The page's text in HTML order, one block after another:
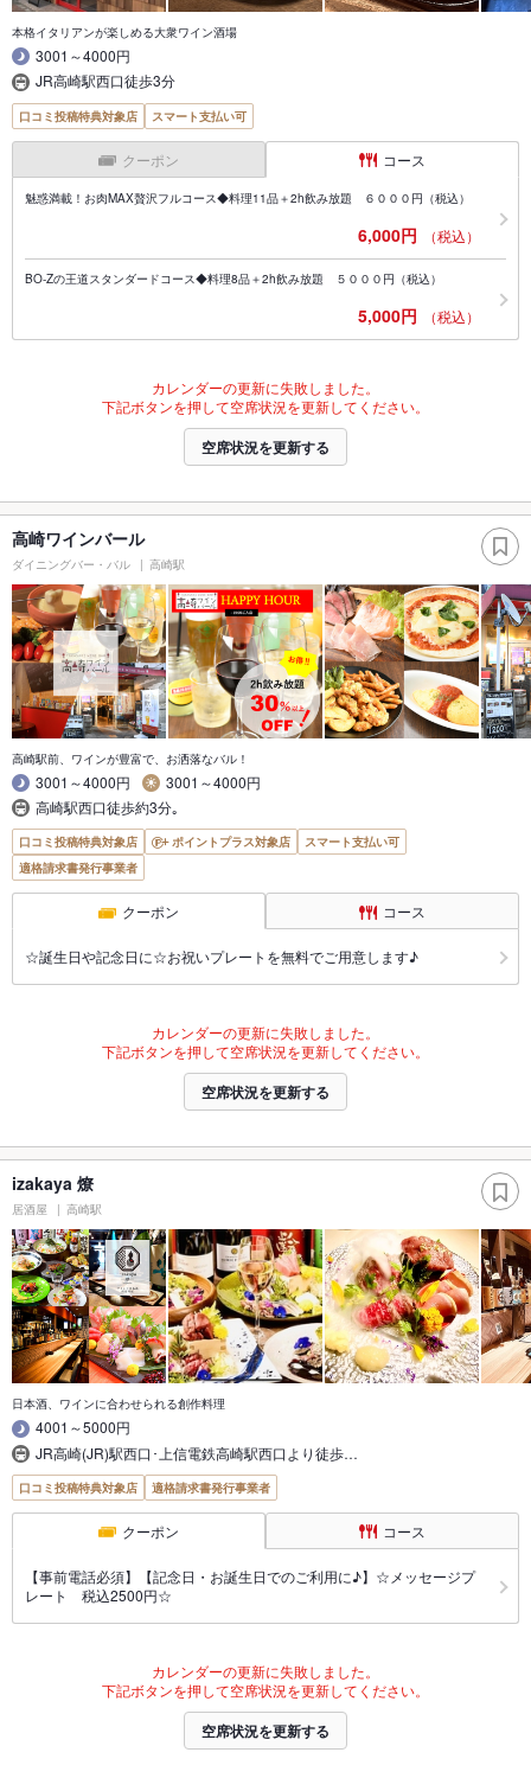
本格イタリアンが楽しめる大衆ワイン酒場
3001～4000円
JR高崎駅西口徒歩3分
口コミ投稿特典対象店 スマート支払い可
クーポン コース
魅惑満載！お肉MAX贅沢フルコース◆料理11品＋2h飲み放題 ６０００円（税込）
6,000円 （税込）
BO-Zの王道スタンダードコース◆料理8品＋2h飲み放題 ５０００円（税込）
5,000円 （税込）
カレンダーの更新に失敗しました。
下記ボタンを押して空席状況を更新してください。
空席状況を更新する
高崎ワインバール
ダイニングバー・バル 高崎駅
高崎駅前、ワインが豊富で、お洒落なバル！
3001～4000円
3001～4000円
高崎駅西口徒歩約3分｡
口コミ投稿特典対象店 ポイントプラス対象店
スマート支払い可
適格請求書発行事業者
クーポン コース
☆誕生日や記念日に☆お祝いプレートを無料でご用意します♪
カレンダーの更新に失敗しました。
下記ボタンを押して空席状況を更新してください。
空席状況を更新する
izakaya 燎
居酒屋 高崎駅
日本酒、ワインに合わせられる創作料理
4001～5000円
JR高崎(JR)駅西口･上信電鉄高崎駅西口より徒歩…
口コミ投稿特典対象店 適格請求書発行事業者
クーポン コース
【事前電話必須】【記念日・お誕生日でのご利用に♪】☆メッセージプ
レート 税込2500円☆
カレンダーの更新に失敗しました。
下記ボタンを押して空席状況を更新してください。
空席状況を更新する